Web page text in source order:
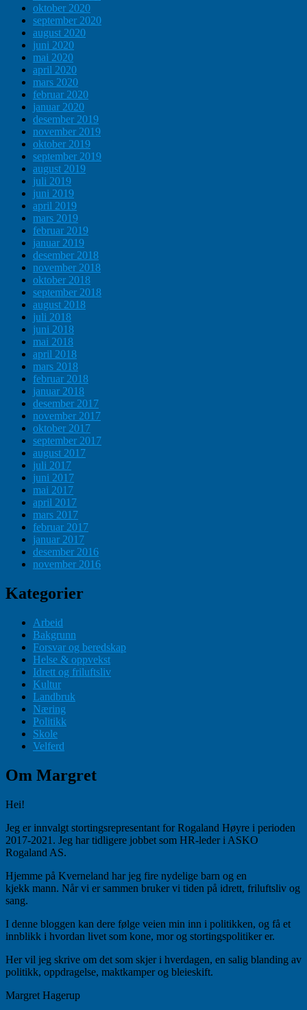
oktober 2020
september 2020
august 2020
juni 2020
mai 2020
april 2020
mars 2020
februar 2020
januar 2020
desember 2019
november 2019
oktober 2019
september 2019
august 2019
juli 2019
juni 2019
april 2019
mars 2019
februar 2019
januar 2019
desember 2018
november 2018
oktober 2018
september 2018
august 2018
juli 2018
juni 2018
mai 2018
april 2018
mars 2018
februar 2018
januar 2018
desember 2017
november 2017
oktober 2017
september 2017
august 2017
juli 2017
juni 2017
mai 2017
april 2017
mars 2017
februar 2017
januar 2017
desember 2016
november 2016
Kategorier
Arbeid
Bakgrunn
Forsvar og beredskap
Helse & oppvekst
Idrett og friluftsliv
Kultur
Landbruk
Næring
Politikk
Skole
Velferd
Om Margret
Hei!
Jeg er innvalgt stortingsrepresentant for Rogaland Høyre i perioden
2017-2021. Jeg har tidligere jobbet som HR-leder i ASKO
Rogaland AS.
Hjemme på Kverneland har jeg fire nydelige barn og en
kjekk mann. Når vi er sammen bruker vi tiden på idrett, friluftsliv og
sang.
I denne bloggen kan dere følge veien min inn i politikken, og få et
innblikk i hvordan livet som kone, mor og stortingspolitiker er.
Her vil jeg skrive om det som skjer i hverdagen, en salig blanding av
politikk, oppdragelse, maktkamper og bleieskift.
Margret Hagerup